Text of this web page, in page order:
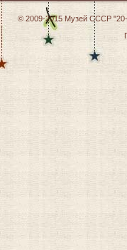
© 2009-2015 Музей СССР